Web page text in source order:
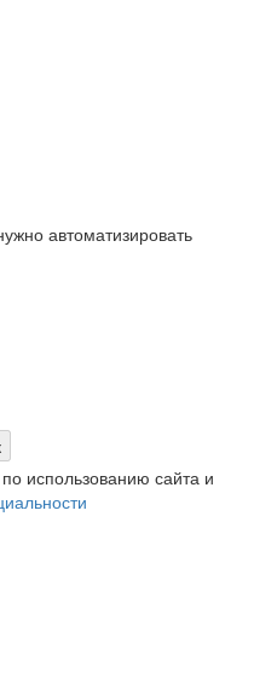
автоматизировать
по использованию сайта и